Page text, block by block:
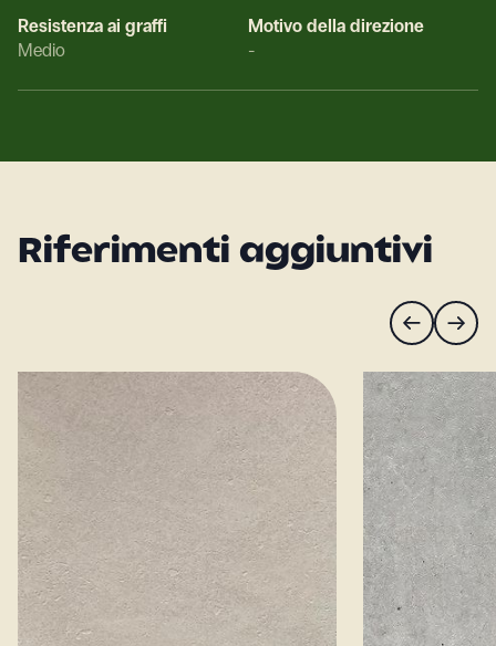
Resistenza ai graffi
Medio
Motivo della direzione
-
Riferimenti aggiuntivi